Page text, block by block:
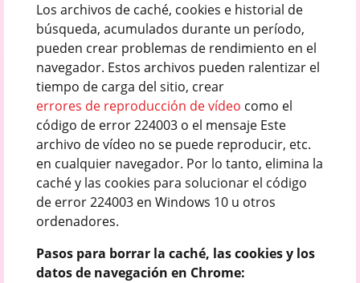
Los archivos de caché, cookies e historial de
búsqueda, acumulados durante un período,
pueden crear problemas de rendimiento en el
navegador. Estos archivos pueden ralentizar el
tiempo de carga del sitio, crear
errores de reproducción de vídeo como el
código de error 224003 o el mensaje Este
archivo de vídeo no se puede reproducir, etc.
en cualquier navegador. Por lo tanto, elimina la
caché y las cookies para solucionar el código
de error 224003 en Windows 10 u otros
ordenadores.
Pasos para borrar la caché, las cookies y los
datos de navegación en Chrome: